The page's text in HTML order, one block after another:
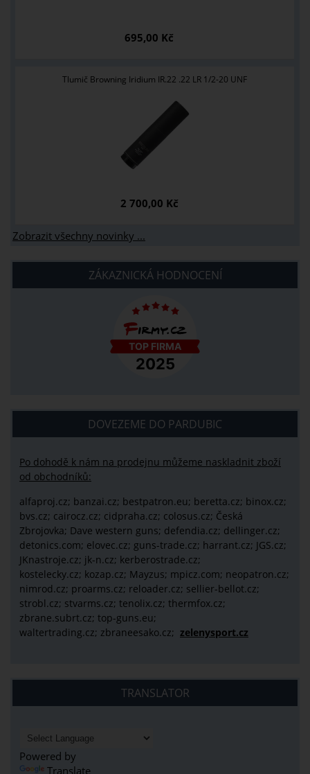
695,00 Kč
Tlumič Browning Iridium IR.22 .22 LR 1/2-20 UNF
2 700,00 Kč
Zobrazit všechny novinky ...
ZÁKAZNICKÁ HODNOCENÍ
DOVEZEME DO PARDUBIC
Po dohodě k nám na prodejnu můžeme naskladnit zboží
od obchodníků:
alfaproj.cz; banzai.cz; bestpatron.eu; beretta.cz; binox.cz;
bvs.cz; cairocz.cz; cidpraha.cz; colosus.cz; Česká
Zbrojovka; Dave western guns; defendia.cz; dellinger.cz;
detonics.com; elovec.cz; guns-trade.cz; harrant.cz; JGS.cz;
JKnastroje.cz; jk-n.cz; kerberostrade.cz;
kostelecky.cz; kozap.cz; Mayzus; mpicz.com; neopatron.cz;
nimrod.cz; proarms.cz; reloader.cz; sellier-bellot.cz;
strobl.cz; stvarms.cz; tenolix.cz; thermfox.cz;
zbrane.subrt.cz; top-guns.eu;
waltertrading.cz; zbraneesako.cz; zelenysport.cz
TRANSLATOR
Powered by
Translate